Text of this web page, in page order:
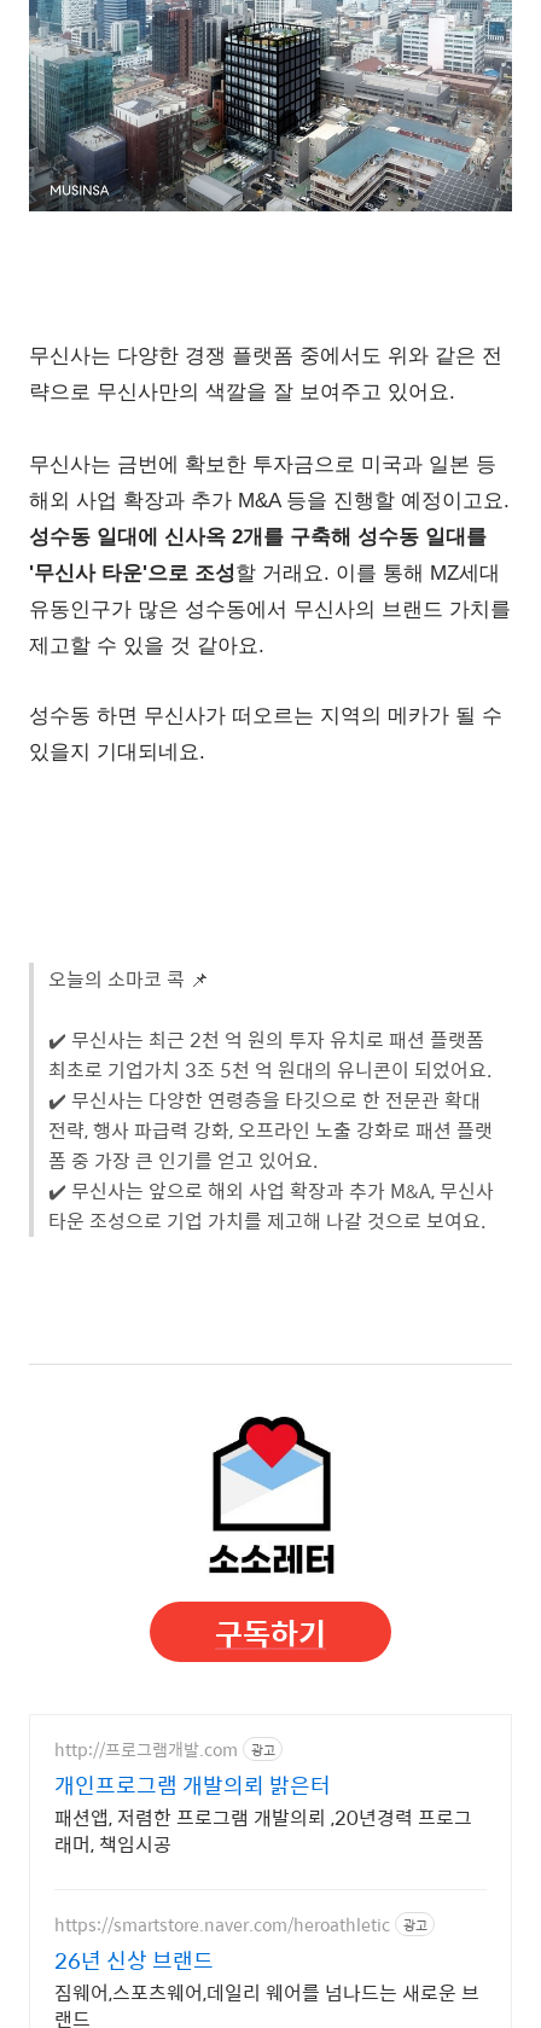
무신사는 다양한 경쟁 플랫폼 중에서도 위와 같은 전
략으로 무신사만의 색깔을 잘 보여주고 있어요.
무신사는 금번에 확보한 투자금으로 미국과 일본 등
해외 사업 확장과 추가 M&A 등을 진행할 예정이고요.
성수동 일대에 신사옥 2개를 구축해 성수동 일대를
'무신사 타운'으로 조성할 거래요. 이를 통해 MZ세대
유동인구가 많은 성수동에서 무신사의 브랜드 가치를
제고할 수 있을 것 같아요.
성수동 하면 무신사가 떠오르는 지역의 메카가 될 수
있을지 기대되네요.
오늘의 소마코 콕 📌
✔️ 무신사는 최근 2천 억 원의 투자 유치로 패션 플랫폼
최초로 기업가치 3조 5천 억 원대의 유니콘이 되었어요.
✔️ 무신사는 다양한 연령층을 타깃으로 한 전문관 확대
전략, 행사 파급력 강화, 오프라인 노출 강화로 패션 플랫
폼 중 가장 큰 인기를 얻고 있어요.
✔️ 무신사는 앞으로 해외 사업 확장과 추가 M&A, 무신사
타운 조성으로 기업 가치를 제고해 나갈 것으로 보여요.
구독하기
http://프로그램개발.com 광고
개인프로그램 개발의뢰 밝은터
패션앱, 저렴한 프로그램 개발의뢰 ,20년경력 프로그
래머, 책임시공
https://smartstore.naver.com/heroathletic 광고
26년 신상 브랜드
짐웨어,스포츠웨어,데일리 웨어를 넘나드는 새로운 브
랜드